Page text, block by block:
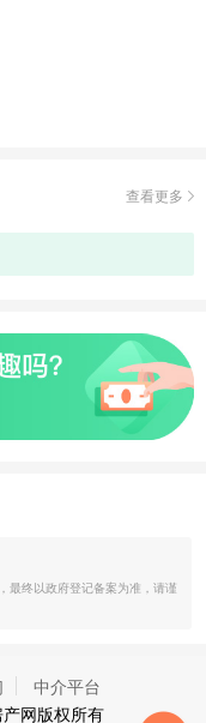
查看更多
最终以政府登记备案为准，请谨
中介平台
网版权所有